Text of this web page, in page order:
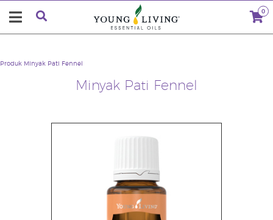
0
Minyak Pati Fennel
Produk Minyak Pati Fennel